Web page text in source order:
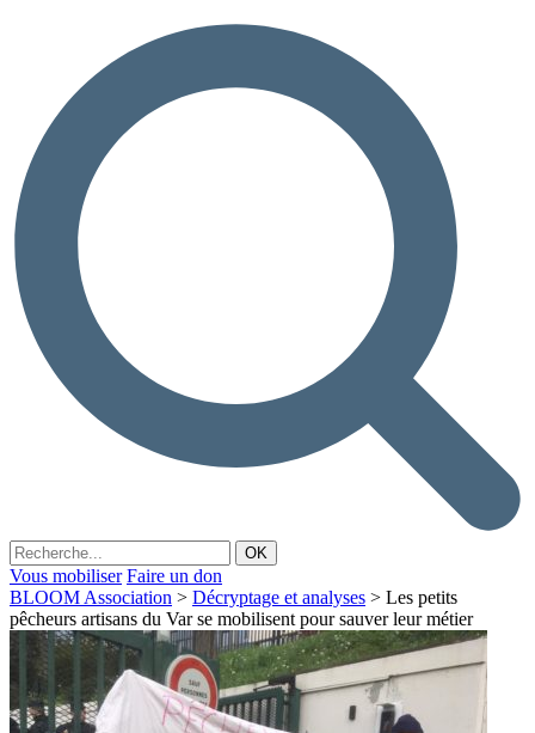
Vous mobiliser Faire un don
BLOOM Association > Décryptage et analyses > Les petits
pêcheurs artisans du Var se mobilisent pour sauver leur métier